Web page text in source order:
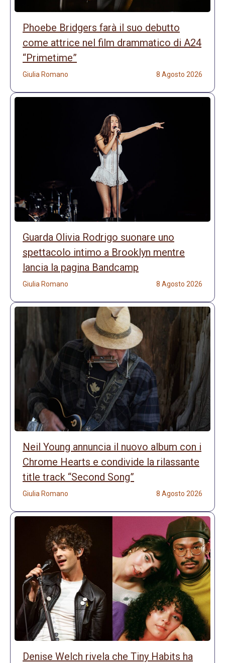
Phoebe Bridgers farà il suo debutto
come attrice nel film drammatico di A24
“Primetime”
Giulia Romano 8 Agosto 2026
Guarda Olivia Rodrigo suonare uno
spettacolo intimo a Brooklyn mentre
lancia la pagina Bandcamp
Giulia Romano 8 Agosto 2026
Neil Young annuncia il nuovo album con i
Chrome Hearts e condivide la rilassante
title track “Second Song”
Giulia Romano 8 Agosto 2026
Denise Welch rivela che Tiny Habits ha